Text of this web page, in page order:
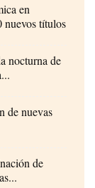
en
nuevos títulos
nocturna de
de nuevas
de